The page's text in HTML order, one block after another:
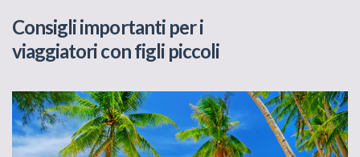
Consigli importanti per i
viaggiatori con figli piccoli